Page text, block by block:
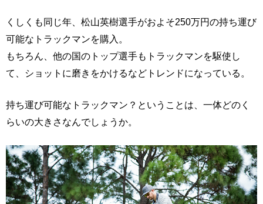
くしくも同じ年、松山英樹選手がおよそ250万円の持ち運び
可能なトラックマンを購入。
もちろん、他の国のトップ選手もトラックマンを駆使し
て、ショットに磨きをかけるなどトレンドになっている。
持ち運び可能なトラックマン？ということは、一体どのく
らいの大きさなんでしょうか。